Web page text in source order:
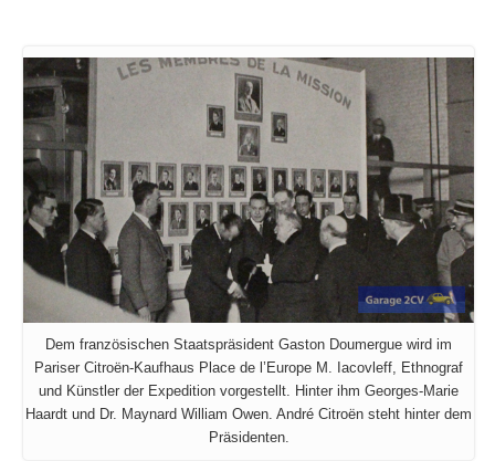
Dem französischen Staatspräsident Gaston Doumergue wird im
Pariser Citroën-Kaufhaus Place de l’Europe M. Iacovleff, Ethnograf
und Künstler der Expedition vorgestellt. Hinter ihm Georges-Marie
Haardt und Dr. Maynard William Owen. André Citroën steht hinter dem
Präsidenten.